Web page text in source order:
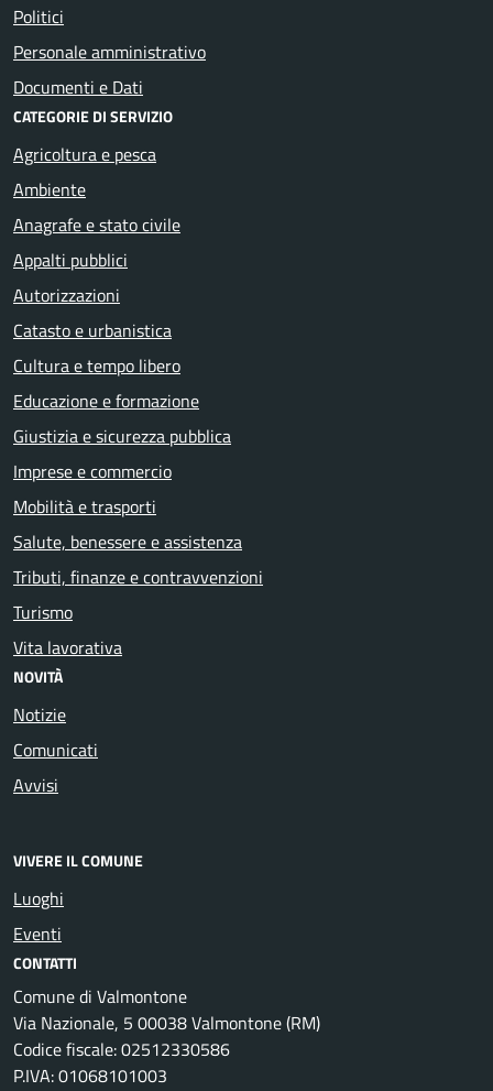
Politici
Personale amministrativo
Documenti e Dati
CATEGORIE DI SERVIZIO
Agricoltura e pesca
Ambiente
Anagrafe e stato civile
Appalti pubblici
Autorizzazioni
Catasto e urbanistica
Cultura e tempo libero
Educazione e formazione
Giustizia e sicurezza pubblica
Imprese e commercio
Mobilità e trasporti
Salute, benessere e assistenza
Tributi, finanze e contravvenzioni
Turismo
Vita lavorativa
NOVITÀ
Notizie
Comunicati
Avvisi
VIVERE IL COMUNE
Luoghi
Eventi
CONTATTI
Comune di Valmontone
Via Nazionale, 5 00038 Valmontone (RM)
Codice fiscale: 02512330586
P.IVA: 01068101003